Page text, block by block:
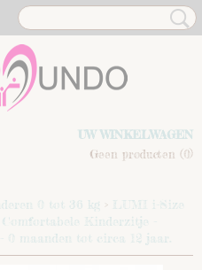
UW WINKELWAGEN
Geen producten (0)
0 tot 36 kg > LUMI i-Size
Comfortabele Kinderzitje -
0 maanden tot circa 12 jaar.